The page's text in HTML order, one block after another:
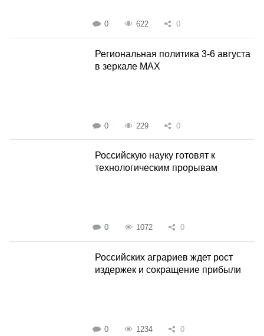
0 622 0
Региональная политика 3-6 августа
в зеркале MAX
0 229 0
Российскую науку готовят к
технологическим прорывам
0 1072 0
Российских аграриев ждет рост
издержек и сокращение прибыли
0 1234 0